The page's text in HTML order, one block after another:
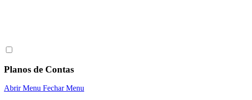
Planos de Contas
Abrir Menu Fechar Menu